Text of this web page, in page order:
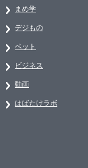
まめ学
デジもの
ペット
ビジネス
動画
はばたけラボ